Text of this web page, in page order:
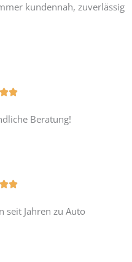
kundennah, zuverlässig
B
w
m
Beratung!
B
w
seit Jahren zu Auto